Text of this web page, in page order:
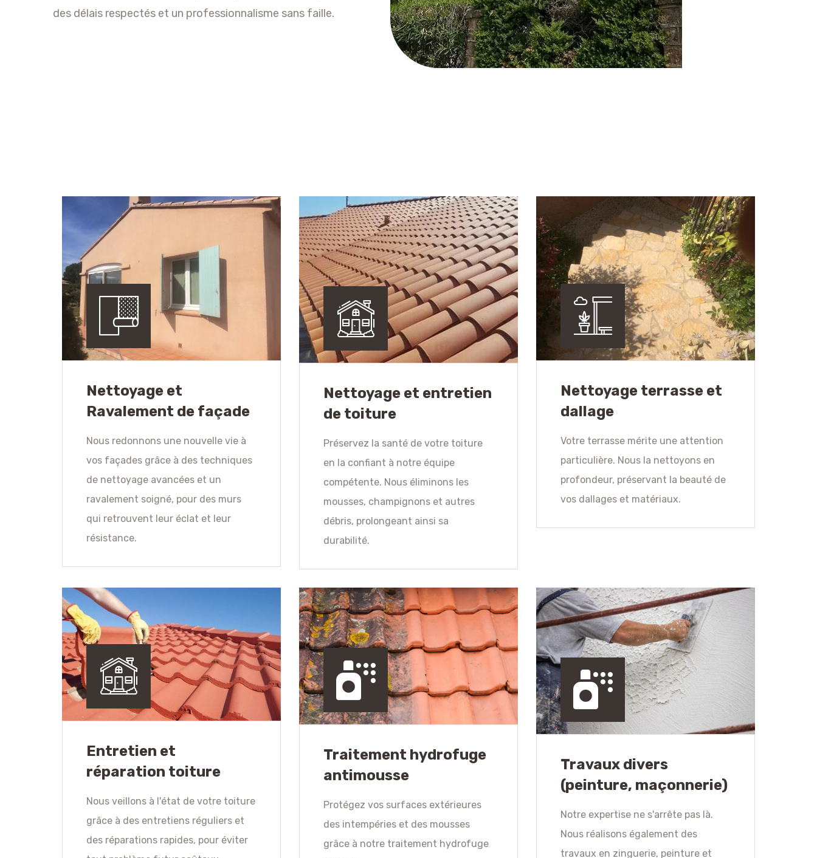
des délais respectés et un professionnalisme sans faille.
Nettoyage et
Ravalement de façade
Nous redonnons une nouvelle vie à
vos façades grâce à des techniques
de nettoyage avancées et un
ravalement soigné, pour des murs
qui retrouvent leur éclat et leur
résistance.
Nettoyage et entretien
de toiture
Préservez la santé de votre toiture
en la confiant à notre équipe
compétente. Nous éliminons les
mousses, champignons et autres
débris, prolongeant ainsi sa
durabilité.
Nettoyage terrasse et
dallage
Votre terrasse mérite une attention
particulière. Nous la nettoyons en
profondeur, préservant la beauté de
vos dallages et matériaux.
Entretien et
réparation toiture
Nous veillons à l'état de votre toiture
grâce à des entretiens réguliers et
des réparations rapides, pour éviter
Traitement hydrofuge
antimousse
Protégez vos surfaces extérieures
des intempéries et des mousses
grâce à notre traitement hydrofuge
Travaux divers
(peinture, maçonnerie)
Notre expertise ne s'arrête pas là.
Nous réalisons également des
travaux en zinguerie, peinture et